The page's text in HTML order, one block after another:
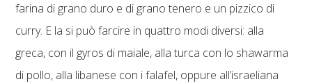
farina di grano duro e di grano tenero e un pizzico di
curry. E la si può farcire in quattro modi diversi: alla
greca, con il gyros di maiale, alla turca con lo shawarma
di pollo, alla libanese con i falafel, oppure all’israeliana